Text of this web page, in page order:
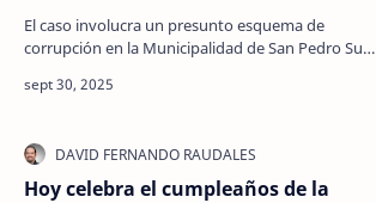
El caso involucra un presunto esquema de
corrupción en la Municipalidad de San Pedro Sula
municipale…
Hoy celebra el cumpleaños de la